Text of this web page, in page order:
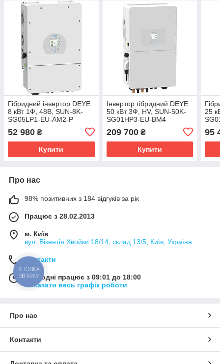
Гібридний інвертор DEYE
8 кВт 1Ф, 48B, SUN-8K-
SG05LP1-EU-AM2-P
52 980 ₴
Купити
Інвертор гібридний DEYE
50 кВт 3Ф, HV, SUN-50K-
SG01HP3-EU-BM4
209 700₴
Купити
25
95
Про нас
98% позитивних з 184 відгуків за рік
Працює з 28.02.2013
м. Київ
вул. Вікентія Хвойки 18/14, склад 13/5, Київ, Україна
Контакти
Сьогодні працює з 09:01 до 18:00
Показати весь графік роботи
Про нас
Контакти
КНОПКА
ЗВ'ЯЗКУ